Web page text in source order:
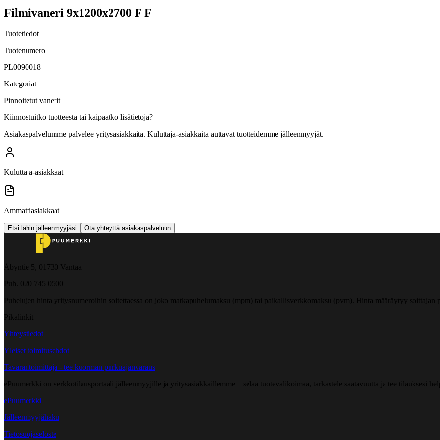
Filmivaneri 9x1200x2700 F F
Tuotetiedot
Tuotenumero
PL0090018
Kategoriat
Pinnoitetut vanerit
Kiinnostuitko tuotteesta tai kaipaatko lisätietoja?
Asiakaspalvelumme palvelee yritysasiakkaita. Kuluttaja-asiakkaita auttavat tuotteidemme jälleenmyyjät.
Kuluttaja-asiakkaat
Ammattiasiakkaat
Etsi lähin jälleenmyyjäsi Ota yhteyttä asiakaspalveluun
Åbyntie 5, 01730 Vantaa
Puh. 020 745 0500
Puhelujen hinta yritysnumeroihin soitettaessa on joko matkapuhelumaksu (mpm) tai paikallisverkkomaksu (pvm). Hinta määräytyy soittajan
Pikalinkit
Yhteystiedot
Yleiset toimitusehdot
Tavarantoimittaja - tee kuorman purkuajanvaraus
ePuumerkki on verkkotilausportaali jälleenmyyjille ja yritysasiakkaillemme – selaa tuotevalikoimaa, tarkastele saatavuutta ja tee tilauksesi
ePuumerkki
Jälleenmyyjähaku
Tietosuojaseloste